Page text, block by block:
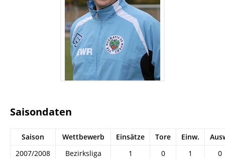
Saisondaten
Saison Wettbewerb Einsätze Tore Einw.
2007/2008
Bezirksliga
1 0 1 0